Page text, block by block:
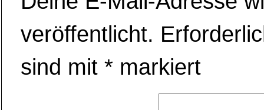
veröffentlicht.
sind mit * markiert